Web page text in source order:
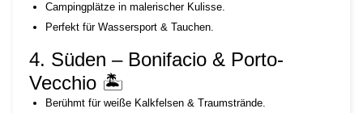
Campingplätze in malerischer Kulisse.
Perfekt für Wassersport & Tauchen.
4. Süden – Bonifacio & Porto-
Vecchio 🏝️
Berühmt für weiße Kalkfelsen & Traumstrände.